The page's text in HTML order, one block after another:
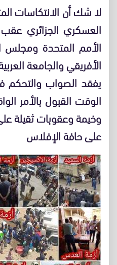
لا شك أن الانتكاسات
العسكري الجزائري عقب
الأمم المتحدة ومجلس
الأفريقي والجامعة
يفقد الصواب
الوقت القبول بالأمر
وخيمة وعقوبات ثقيلة
على حافة الإفلاس